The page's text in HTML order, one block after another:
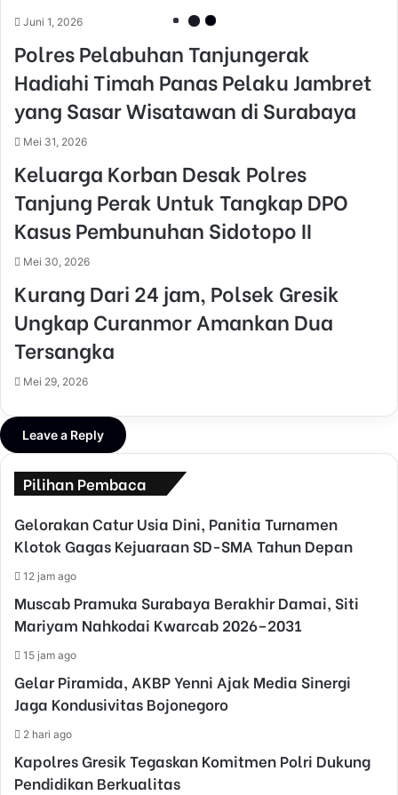
Juni 1, 2026
Polres Pelabuhan Tanjungerak
Hadiahi Timah Panas Pelaku Jambret
yang Sasar Wisatawan di Surabaya
Mei 31, 2026
Keluarga Korban Desak Polres
Tanjung Perak Untuk Tangkap DPO
Kasus Pembunuhan Sidotopo II
Mei 30, 2026
Kurang Dari 24 jam, Polsek Gresik
Ungkap Curanmor Amankan Dua
Tersangka
Mei 29, 2026
Leave a Reply
Pilihan Pembaca
Gelorakan Catur Usia Dini, Panitia Turnamen
Klotok Gagas Kejuaraan SD-SMA Tahun Depan
12 jam ago
Muscab Pramuka Surabaya Berakhir Damai, Siti
Mariyam Nahkodai Kwarcab 2026–2031
15 jam ago
Gelar Piramida, AKBP Yenni Ajak Media Sinergi
Jaga Kondusivitas Bojonegoro
2 hari ago
Kapolres Gresik Tegaskan Komitmen Polri Dukung
Pendidikan Berkualitas